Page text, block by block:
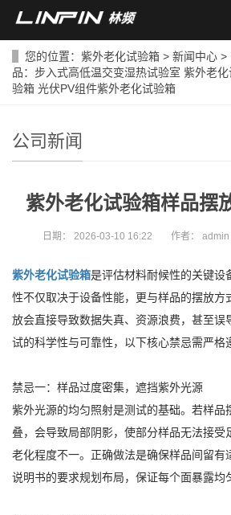
您的位置： 紫外老化试验箱 > 新闻中心 >
品： 步入式高低温交变湿热试验室 紫外老
验箱 光伏PV组件紫外老化试验箱
公司新闻
紫外老化试验箱样品摆
日期： 2026-03-10 16:22 作者： admin
紫外老化试验箱是评估材料耐候性的关键设
性不仅取决于设备性能，更与样品的摆放方
放会直接导致数据失真、资源浪费，甚至误
试的科学性与可靠性，以下核心禁忌需严格
禁忌一：样品过度密集，遮挡紫外光源
紫外光源的均匀照射是测试的基础。若样品
叠，会导致局部阴影，使部分样品无法接受
老化程度不一。正确做法是确保样品间留有
说明书的要求规划布局，保证每个面暴露均